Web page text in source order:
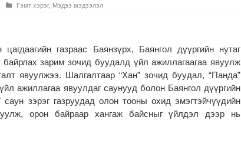
Гэмт хэрэг, Мэдээ мэдээлэл
цагдаагийн газраас Баянзүрх, Баянгол дүүргийн нутаг
байрлах зарим зочид буудалд үйл ажиллагаагаа явуулж
явуулжээ. Шалгалтаар “Хан” зочид буудал, “Панда”
ажиллагаа явуулдаг саунууд болон Баянгол дүүргийн
зэрэг газруудад олон тооны охид эмэгтэйчүүдийн
орон байраар хангаж байсныг үйлдэл дээр нь